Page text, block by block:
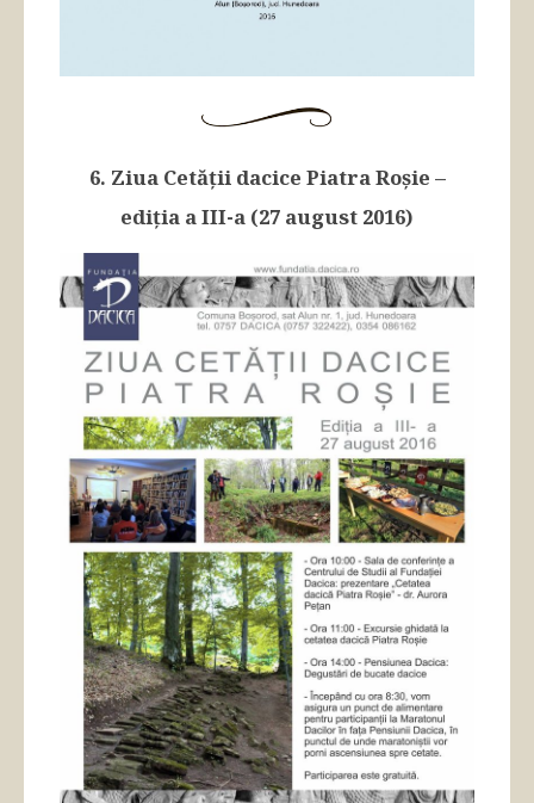
6. Ziua Cetății dacice Piatra Roșie –
ediția a III-a (27 august 2016)